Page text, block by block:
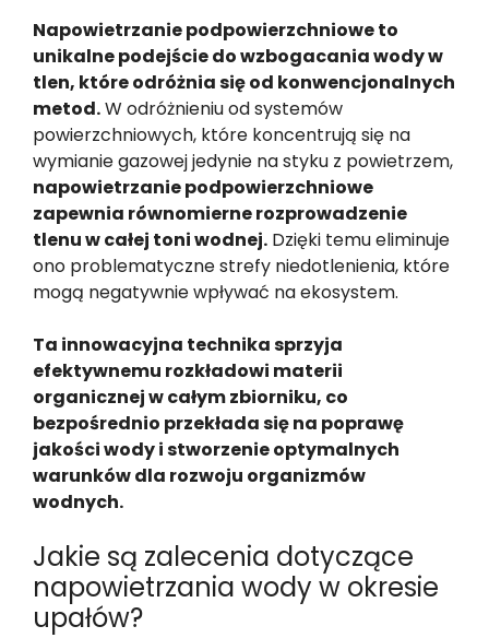
Napowietrzanie podpowierzchniowe to
unikalne podejście do wzbogacania wody w
tlen, które odróżnia się od konwencjonalnych
metod.W odróżnieniu od systemów
powierzchniowych, które koncentrują się na
wymianie gazowej jedynie na styku z powietrzem,
napowietrzanie podpowierzchniowe
zapewnia równomierne rozprowadzenie
tlenu w całej toni wodnej. Dzięki temu eliminuje
ono problematyczne strefy niedotlenienia, które
mogą negatywnie wpływać na ekosystem.
Ta innowacyjna technika sprzyja
efektywnemu rozkładowi materii
organicznej w całym zbiorniku, co
bezpośrednio przekłada się na poprawę
jakości wody i stworzenie optymalnych
warunków dla rozwoju organizmów
wodnych.
Jakie są zalecenia dotyczące
napowietrzania wody w okresie
upałów?